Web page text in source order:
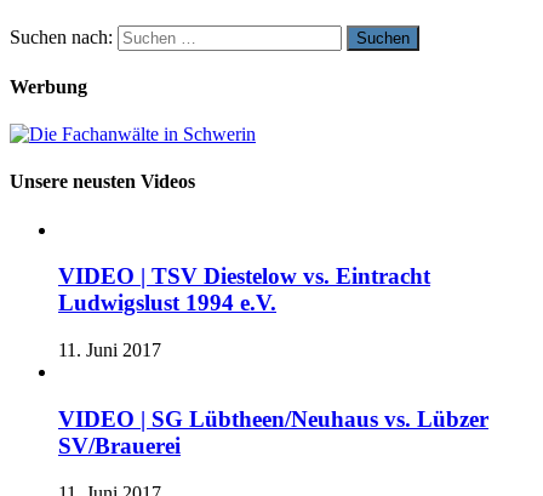
Suchen nach:
Werbung
Unsere neusten Videos
VIDEO | TSV Diestelow vs. Eintracht
Ludwigslust 1994 e.V.
11. Juni 2017
VIDEO | SG Lübtheen/Neuhaus vs. Lübzer
SV/Brauerei